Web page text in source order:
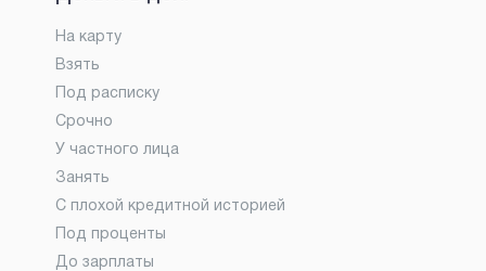
На карту
Взять
Под расписку
Срочно
У частного лица
Занять
С плохой кредитной историей
Под проценты
До зарплаты